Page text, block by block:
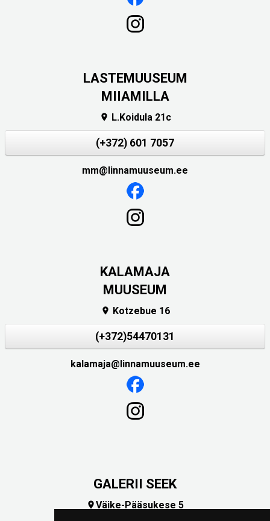
LASTEMUUSEUM
MIIAMILLA
 L.Koidula 21c
(+372) 601 7057
mm@linnamuuseum.ee
KALAMAJA
MUUSEUM
 Kotzebue 16
(+372)54470131
kalamaja@linnamuuseum.ee
GALERII SEEK
Väike-Pääsukese 5